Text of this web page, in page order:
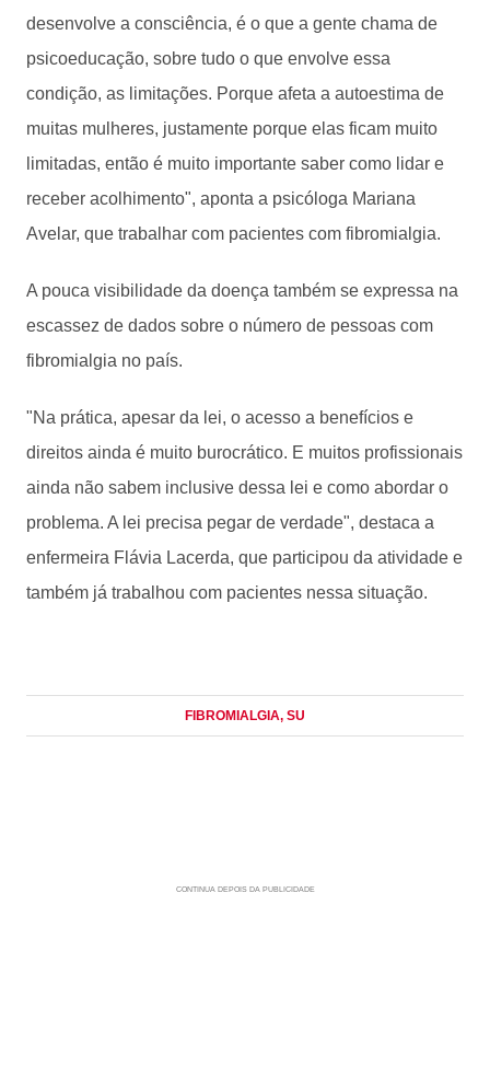
desenvolve a consciência, é o que a gente chama de
psicoeducação, sobre tudo o que envolve essa
condição, as limitações. Porque afeta a autoestima de
muitas mulheres, justamente porque elas ficam muito
limitadas, então é muito importante saber como lidar e
receber acolhimento", aponta a psicóloga Mariana
Avelar, que trabalhar com pacientes com fibromialgia.
A pouca visibilidade da doença também se expressa na
escassez de dados sobre o número de pessoas com
fibromialgia no país.
"Na prática, apesar da lei, o acesso a benefícios e
direitos ainda é muito burocrático. E muitos profissionais
ainda não sabem inclusive dessa lei e como abordar o
problema. A lei precisa pegar de verdade", destaca a
enfermeira Flávia Lacerda, que participou da atividade e
também já trabalhou com pacientes nessa situação.
FIBROMIALGIA, SU